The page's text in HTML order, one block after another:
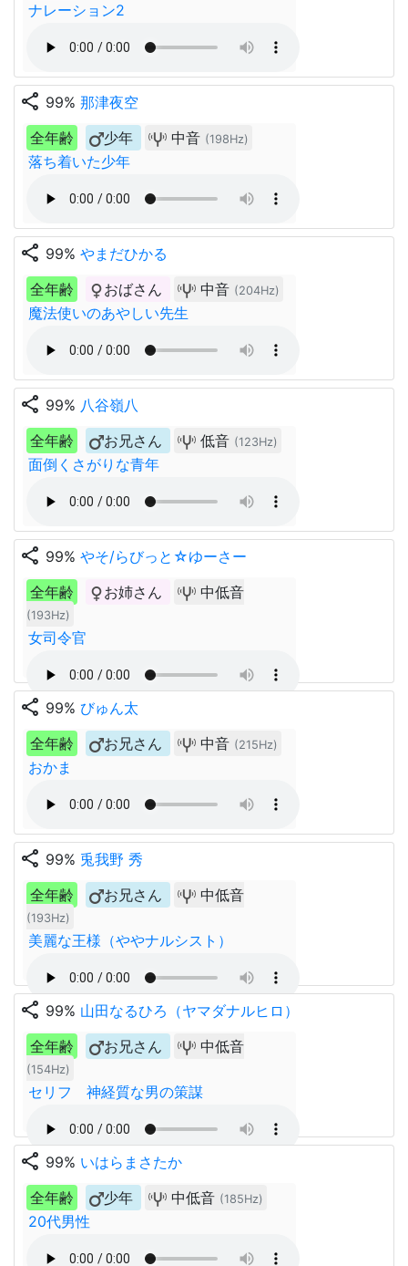
ナレーション2
share 99% 那津夜空
全年齢
少年 中音 (198Hz)
落ち着いた少年
share 99% やまだひかる
全年齢
おばさん 中音 (204Hz)
魔法使いのあやしい先生
share 99% 八谷嶺八
全年齢
お兄さん 低音 (123Hz)
面倒くさがりな青年
share 99% やそ/らびっと☆ゆーさー
全年齢
お姉さん 中低音
(193Hz)
女司令官
share 99% びゅん太
全年齢
お兄さん 中音 (215Hz)
おかま
share 99% 兎我野 秀
全年齢
お兄さん 中低音
(193Hz)
美麗な王様（ややナルシスト）
share 99% 山田なるひろ（ヤマダナルヒロ）
全年齢
お兄さん 中低音
(154Hz)
セリフ 神経質な男の策謀
share 99% いはらまさたか
全年齢
少年 中低音 (185Hz)
20代男性